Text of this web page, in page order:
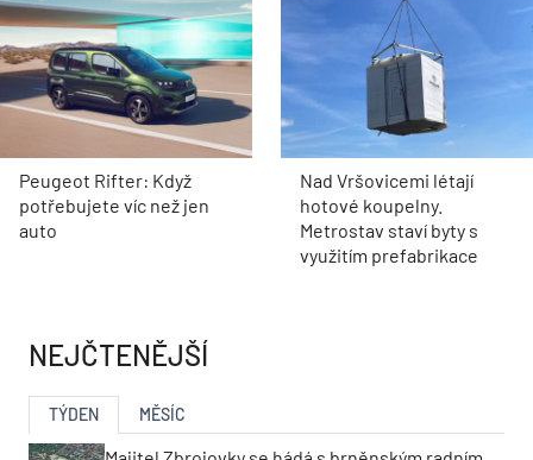
Peugeot Rifter: Když
potřebujete víc než jen
auto
Nad Vršovicemi létají
hotové koupelny.
Metrostav staví byty s
využitím prefabrikace
NEJČTENĚJŠÍ
TÝDEN MĚSÍC